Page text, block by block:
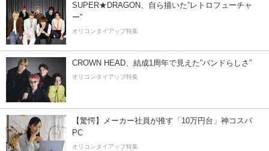
SUPER★DRAGON、自ら描いた”レトロフューチャ
ー”
オリコンタイアップ特集
CROWN HEAD、結成1周年で見えた”バンドらしさ”
オリコンタイアップ特集
【驚愕】メーカー社員が推す「10万円台」神コスパ
PC
オリコンタイアップ特集